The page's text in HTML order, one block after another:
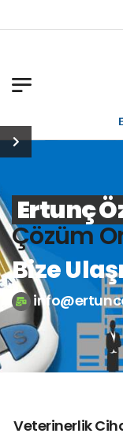
Ertunç
Çözüm
Bize
Veterinerlik